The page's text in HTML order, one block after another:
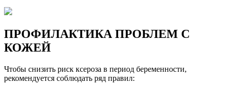
ПРОФИЛАКТИКА ПРОБЛЕМ С
КОЖЕЙ
Чтобы снизить риск ксероза в период беременности,
рекомендуется соблюдать ряд правил: